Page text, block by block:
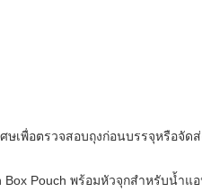
ษเพื่อตรวจสอบถุงก่อนบรรจุหรือจั